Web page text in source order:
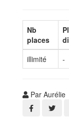
Nb
places
illimité
-
Par Aurélie